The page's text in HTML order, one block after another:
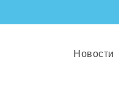
Новости